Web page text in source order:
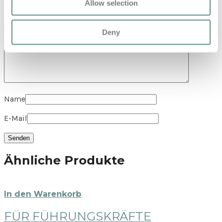
Allow selection
Deny
Deine Rezension*
Name
E-Mail
Ähnliche Produkte
In den Warenkorb
FÜR FÜHRUNGSKRÄFTE